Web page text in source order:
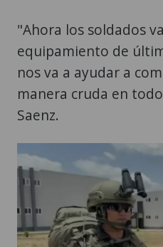
"Ahora los soldados
equipamiento de
nos va a ayudar a
manera cruda en
Saenz.